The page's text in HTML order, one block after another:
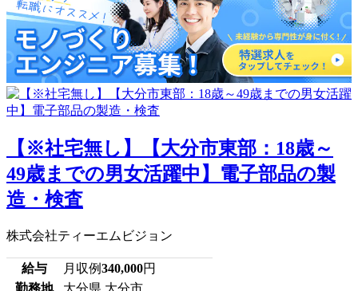
【※社宅無し】【大分市東部：18歳～
49歳までの男女活躍中】電子部品の製
造・検査
株式会社ティーエムビジョン
給与 月収例340,000円
勤務地
大分県 大分市